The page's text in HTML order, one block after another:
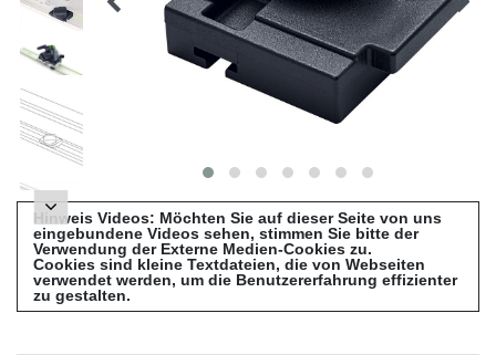
Hinweis Videos: Möchten Sie auf dieser Seite von uns
eingebundene Videos sehen, stimmen Sie bitte der
Verwendung der Externe Medien-Cookies zu.
Cookies sind kleine Textdateien, die von Webseiten
verwendet werden, um die Benutzererfahrung effizienter
zu gestalten.